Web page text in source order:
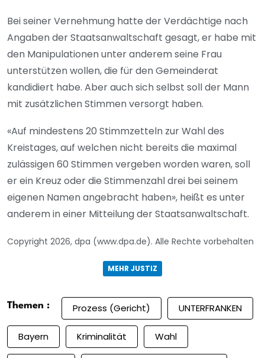
Bei seiner Vernehmung hatte der Verdächtige nach
Angaben der Staatsanwaltschaft gesagt, er habe mit
den Manipulationen unter anderem seine Frau
unterstützen wollen, die für den Gemeinderat
kandidiert habe. Aber auch sich selbst soll der Mann
mit zusätzlichen Stimmen versorgt haben.
«Auf mindestens 20 Stimmzetteln zur Wahl des
Kreistages, auf welchen nicht bereits die maximal
zulässigen 60 Stimmen vergeben worden waren, soll
er ein Kreuz oder die Stimmenzahl drei bei seinem
eigenen Namen angebracht haben», heißt es unter
anderem in einer Mitteilung der Staatsanwaltschaft.
Copyright 2026, dpa (www.dpa.de). Alle Rechte vorbehalten
MEHR JUSTIZ
Themen : Prozess (Gericht) UNTERFRANKEN
Bayern Kriminalität Wahl